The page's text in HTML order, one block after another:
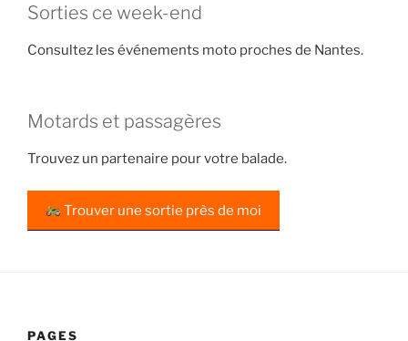
Sorties ce week-end
Consultez les événements moto proches de Nantes.
Motards et passagères
Trouvez un partenaire pour votre balade.
Trouver une sortie près de moi
PAGES